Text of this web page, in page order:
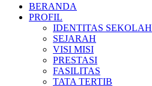
BERANDA
PROFIL
IDENTITAS SEKOLAH
SEJARAH
VISI MISI
PRESTASI
FASILITAS
TATA TERTIB